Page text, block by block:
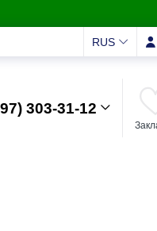
RUS
303-31-12